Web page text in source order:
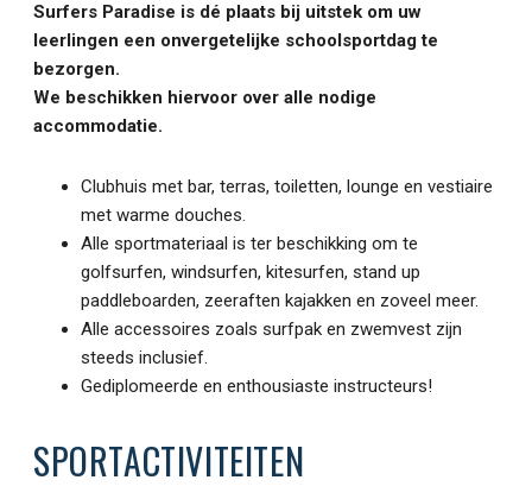
Surfers Paradise is dé plaats bij uitstek om uw
leerlingen een onvergetelijke schoolsportdag te
bezorgen.
We beschikken hiervoor over alle nodige
accommodatie.
Clubhuis met bar, terras, toiletten, lounge en vestiaire
met warme douches.
Alle sportmateriaal is ter beschikking om te
golfsurfen, windsurfen, kitesurfen, stand up
paddleboarden, zeeraften kajakken en zoveel meer.
Alle accessoires zoals surfpak en zwemvest zijn
steeds inclusief.
Gediplomeerde en enthousiaste instructeurs!
SPORTACTIVITEITEN